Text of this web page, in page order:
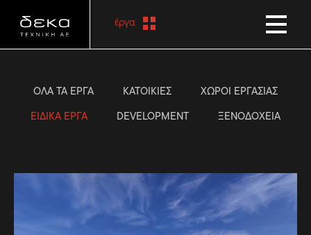
έργα
ΟΛΑ ΤΑ ΕΡΓΑ ΚΑΤΟΙΚΙΕΣ
ΧΩΡΟΙ ΕΡΓΑΣΙΑΣ
ΕΙΔΙΚΑ ΕΡΓΑ
DEVELOPMENT ΞΕΝΟΔΟΧΕΙΑ